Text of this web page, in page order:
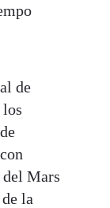
de
del Mars
la